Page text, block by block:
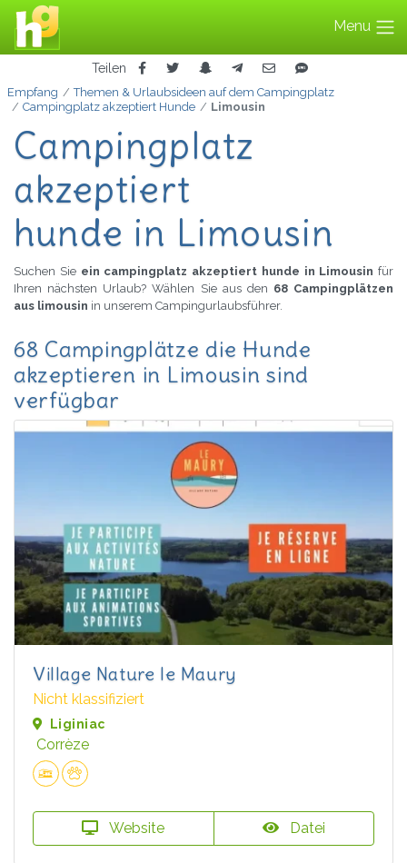
Menu
Teilen
Empfang
Themen & Urlaubsideen auf dem Campingplatz
Campingplatz akzeptiert Hunde
Limousin
Campingplatz
akzeptiert
hunde in Limousin
Suchen Sie ein campingplatz akzeptiert hunde in Limousin für
Ihren nächsten Urlaub? Wählen Sie aus den 68 Campingplätzen
aus limousin in unserem Campingurlaubsführer.
68 Campingplätze die Hunde
akzeptieren in Limousin sind
verfügbar
Village Nature le Maury
Nicht klassifiziert
Liginiac
Corrèze
Website Datei